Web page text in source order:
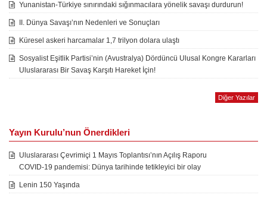
Yunanistan-Türkiye sınırındaki sığınmacılara yönelik savaşı durdurun!
II. Dünya Savaşı’nın Nedenleri ve Sonuçları
Küresel askeri harcamalar 1,7 trilyon dolara ulaştı
Sosyalist Eşitlik Partisi’nin (Avustralya) Dördüncü Ulusal Kongre Kararları
Uluslararası Bir Savaş Karşıtı Hareket İçin!
Diğer Yazılar
Yayın Kurulu’nun Önerdikleri
Uluslararası Çevrimiçi 1 Mayıs Toplantısı’nın Açılış Raporu
COVID-19 pandemisi: Dünya tarihinde tetikleyici bir olay
Lenin 150 Yaşında